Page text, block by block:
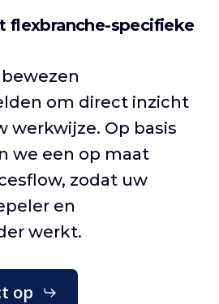
flexbranche-specifieke
om direct inzicht
werkwijze. Op basis
we een op maat
zodat uw
en
werkt.
op